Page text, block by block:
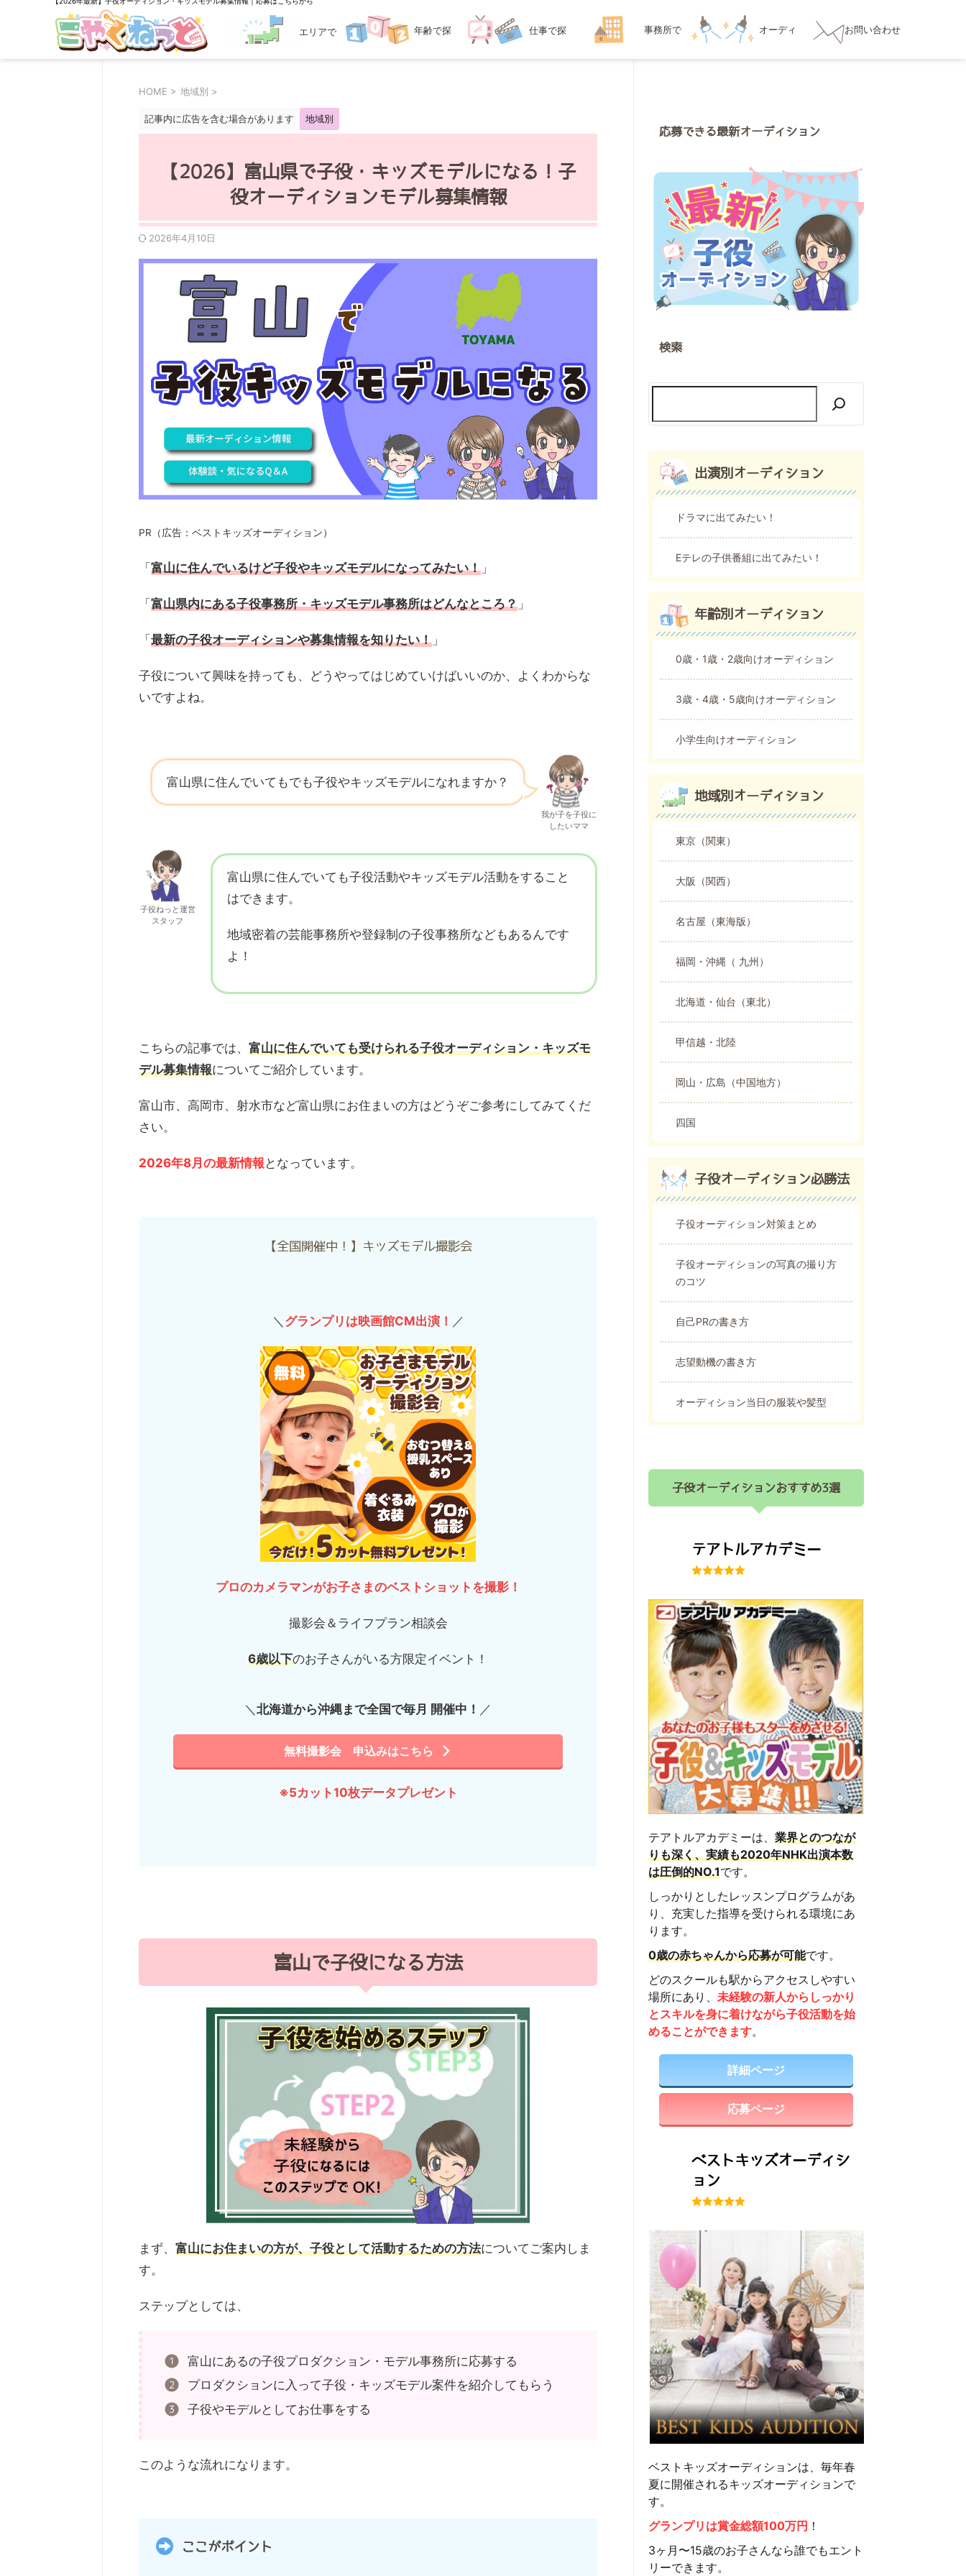
エリアで
探す
年齢で探
す
仕事で探
す
事務所で
探す
オーディ
ション対策
お問い合わせ
HOME > 地域別 >
記事内に広告を含む場合があります 地域別
【2026】富山県で子役・キッズモデルになる！子
役オーディションモデル募集情報
2026年4月10日
PR（広告：ベストキッズオーディション）
「 富山に住んでいるけど子役やキッズモデルになってみたい！ 」
「 富山県内にある子役事務所・キッズモデル事務所はどんなところ？ 」
「 最新の子役オーディションや募集情報を知りたい！ 」
子役について興味を持っても、どうやってはじめていけばいいのか、よくわからな
いですよね。
富山県に住んでいてもでも子役やキッズモデルになれますか？
我が子を子役に
したいママ
子役ねっと運営
スタッフ
富山県に住んでいても子役活動やキッズモデル活動をすること
はできます。
地域密着の芸能事務所や登録制の子役事務所などもあるんです
よ！
こちらの記事では、 富山に住んでいても受けられる子役オーディション・キッズモ
デル募集情報についてご紹介しています。
富山市、高岡市、射水市など富山県にお住まいの方はどうぞご参考にしてみてくだ
さい。
2026年8月の最新情報 となっています。
【全国開催中！】キッズモデル撮影会
＼ グランプリは映画館CM出演！ ／
プロのカメラマンがお子さまのベストショットを撮影！
撮影会＆ライフプラン相談会
6歳以下のお子さんがいる方限定イベント！
＼ 北海道から沖縄まで全国で毎月 開催中！ ／
無料撮影会 申込みはこちら
※5カット10枚データプレゼント
富山で子役になる方法
まず、 富山にお住まいの方が、子役として活動するための方法についてご案内しま
す。
ステップとしては、
富山にあるの子役プロダクション・モデル事務所に応募する
プロダクションに入って子役・キッズモデル案件を紹介してもらう
子役やモデルとしてお仕事をする
このような流れになります。
ここがポイント
応募できる最新オーディション
検索
出演別オーディション
ドラマに出てみたい！
Eテレの子供番組に出てみたい！
年齢別オーディション
0歳・1歳・2歳向けオーディション
3歳・4歳・5歳向けオーディション
小学生向けオーディション
地域別オーディション
東京（関東）
大阪（関西）
名古屋（東海版）
福岡・沖縄（ 九州）
北海道・仙台（東北）
甲信越・北陸
岡山・広島（中国地方）
四国
子役オーディション必勝法
子役オーディション対策まとめ
子役オーディションの写真の撮り方
のコツ
自己PRの書き方
志望動機の書き方
オーディション当日の服装や髪型
子役オーディションおすすめ3選
テアトルアカデミー
テアトルアカデミーは、 業界とのつなが
りも深く、実績も2020年NHK出演本数
は圧倒的NO.1です。
しっかりとしたレッスンプログラムがあ
り、充実した指導を受けられる環境にあ
ります。
0歳の赤ちゃんから応募が可能です。
どのスクールも駅からアクセスしやすい
場所にあり、 未経験の新人からしっかり
とスキルを身に着けながら子役活動を始
めることができます。
詳細ページ
応募ページ
ベストキッズオーディシ
ョン
ベストキッズオーディションは、毎年春
夏に開催されるキッズオーディションで
す。
グランプリは賞金総額100万円 ！
3ヶ月〜15歳のお子さんなら誰でもエント
リーできます。